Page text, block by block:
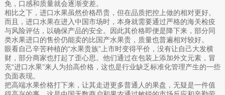
免，口感和质量就会逐渐变差。
相比之下，进口水果虽然价格昂贵，但在品质把控上做的相对更好。
而且，进口水果在进入中国市场时，本身就需要通过严格的海关检疫
与风险评估，以确保产品的安全。因此其价格即便是降下来，部分同
类水果进口的售价仍能卖的比国产水果贵，质量也普遍相对较好。
眼看自己辛苦种植的“水果贵族”上市时变得平价，没有让自己大发横
财，部分商家也打起了歪心思。他们通过在包装上添加外文元素，冒
充“进口水果”来人为抬高价格，这也是行业缺乏标准化管理产生的一些
负面表现。
把高端水果价格打下来，让其走进更多普通人的果盘，无疑是一件值